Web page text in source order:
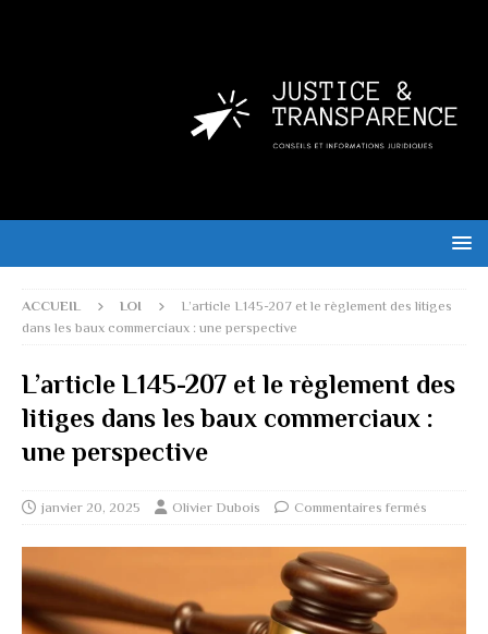
ACCUEIL LOI
L’article L145-207 et le règlement des litiges
dans les baux commerciaux : une perspective
L’article L145-207 et le règlement des
litiges dans les baux commerciaux :
une perspective
janvier 20, 2025 Olivier Dubois Commentaires fermés